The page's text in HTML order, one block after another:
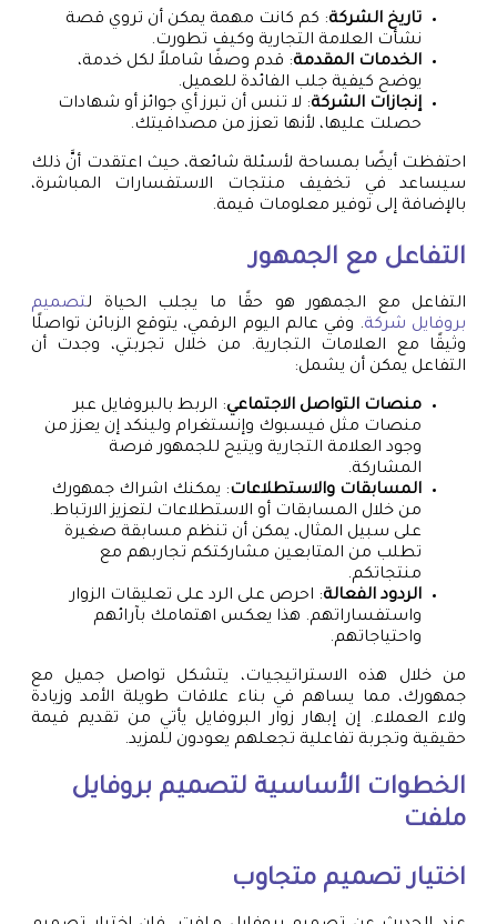
تاريخ الشركة: كم كانت مهمة يمكن أن تروي قصة
نشأت العلامة التجارية وكيف تطورت.
الخدمات المقدمة: قدم وصفًا شاملاً لكل خدمة،
يوضح كيفية جلب الفائدة للعميل.
إنجازات الشركة: لا تنس أن تبرز أي جوائز أو شهادات
حصلت عليها، لأنها تعزز من مصداقيتك.
احتفظت أيضًا بمساحة لأسئلة شائعة، حيث اعتقدت أنَّ ذلك
سيساعد في تخفيف منتجات الاستفسارات المباشرة،
بالإضافة إلى توفير معلومات قيمة.
التفاعل مع الجمهور
التفاعل مع الجمهور هو حقًا ما يجلب الحياة لتصميم
بروفايل شركة. وفي عالم اليوم الرقمي، يتوقع الزبائن تواصلًا
وثيقًا مع العلامات التجارية. من خلال تجربتي، وجدت أن
التفاعل يمكن أن يشمل:
منصات التواصل الاجتماعي: الربط بالبروفايل عبر
منصات مثل فيسبوك وإنستغرام ولينكد إن يعزز من
وجود العلامة التجارية ويتيح للجمهور فرصة
المشاركة.
المسابقات والاستطلاعات: يمكنك اشراك جمهورك
من خلال المسابقات أو الاستطلاعات لتعزيز الارتباط.
على سبيل المثال، يمكن أن تنظم مسابقة صغيرة
تطلب من المتابعين مشاركتكم تجاربهم مع
منتجاتكم.
الردود الفعالة: احرص على الرد على تعليقات الزوار
واستفساراتهم. هذا يعكس اهتمامك بآرائهم
واحتياجاتهم.
من خلال هذه الاستراتيجيات، يتشكل تواصل جميل مع
جمهورك، مما يساهم في بناء علاقات طويلة الأمد وزيادة
ولاء العملاء. إن إبهار زوار البروفايل يأتي من تقديم قيمة
حقيقية وتجربة تفاعلية تجعلهم يعودون للمزيد.
الخطوات الأساسية لتصميم بروفايل
ملفت
اختيار تصميم متجاوب